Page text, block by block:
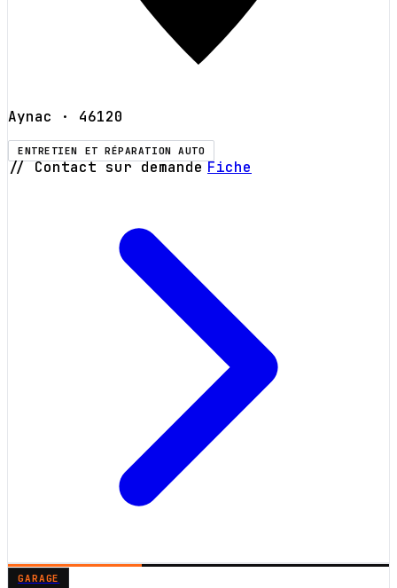
Aynac · 46120
ENTRETIEN ET RÉPARATION AUTO
// Contact sur demande Fiche
GARAGE